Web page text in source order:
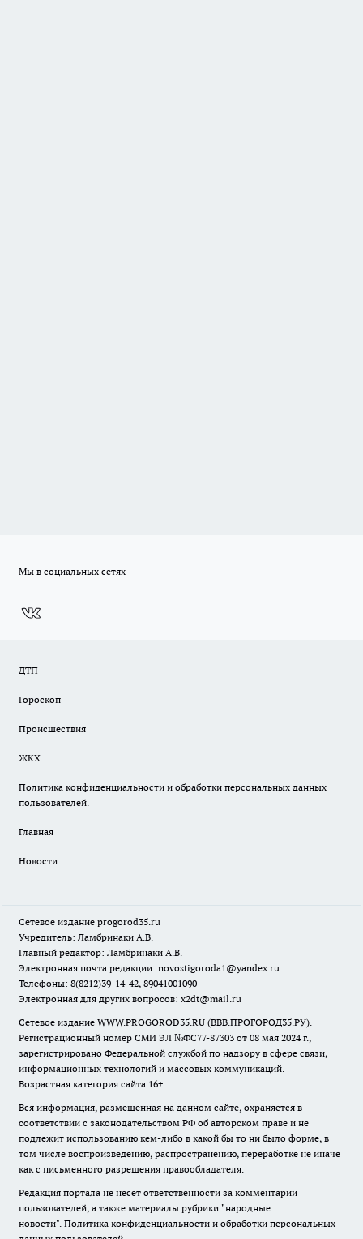
Мы в социальных сетях
ДТП
Гороскоп
Происшествия
ЖКХ
Политика конфиденциальности и обработки персональных данных
пользователей.
Главная
Новости
Сетевое издание progorod35.ru
Учредитель: Ламбринаки А.В.
Главный редактор: Ламбринаки А.В.
Электронная почта редакции: novostigoroda1@yandex.ru
Телефоны: 8(8212)39-14-42, 89041001090
Электронная для других вопросов: x2dt@mail.ru
Сетевое издание WWW.PROGOROD35.RU (ВВВ.ПРОГОРОД35.РУ).
Регистрационный номер СМИ ЭЛ №ФС77-87303 от 08 мая 2024 г.,
зарегистрировано Федеральной службой по надзору в сфере связи,
информационных технологий и массовых коммуникаций.
Возрастная категория сайта 16+.
Вся информация, размещенная на данном сайте, охраняется в
соответствии с законодательством РФ об авторском праве и не
подлежит использованию кем-либо в какой бы то ни было форме, в
том числе воспроизведению, распространению, переработке не иначе
как с письменного разрешения правообладателя.
Редакция портала не несет ответственности за комментарии
пользователей, а также материалы рубрики "народные
новости". Политика конфиденциальности и обработки персональных